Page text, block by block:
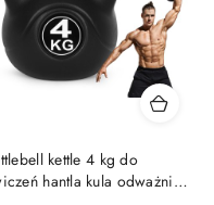
kettle 4 kg do
hantla kula odważnik